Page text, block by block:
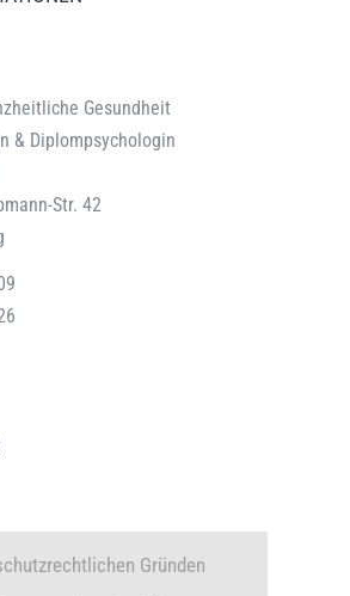
Gesundheit
& Diplompsychologin
Str. 42
Gründen